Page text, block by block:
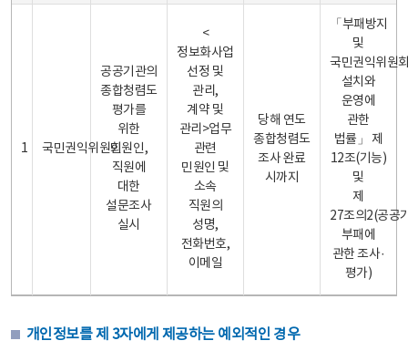
1 국민권익위원회
공공기관의
종합청렴도
평가를
위한
민원인,
직원에
대한
설문조사
실시
<
정보화사업
선정 및
관리,
계약 및
관리>업무
관련
민원인 및
소속
직원의
성명,
전화번호,
이메일
당해 연도
종합청렴도
조사 완료
시까지
「부패방지
및
국민권익위원
설치와
운영에
관한
법률」 제
12조(기능)
및
제
27조의2(공공
부패에
관한 조사·
평가)
개인정보를 제 3자에게 제공하는 예외적인 경우